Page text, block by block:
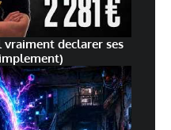
declarer ses